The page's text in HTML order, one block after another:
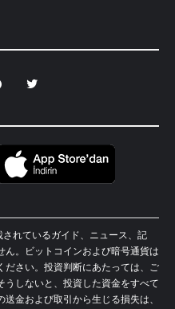
れているガイド、ニュース、記
。ビットコインおよび暗号通貨は
ださい。投資判断にあたっては、ご
うしないと、投資した資金をすべて
金および取引から生じる損失は、